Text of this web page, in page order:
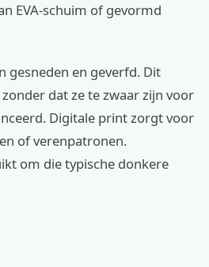
EVA-schuim of gevormd
gesneden en geverfd. Dit
dat ze te zwaar zijn voor
Digitale print zorgt voor
of verenpatronen.
om die typische donkere